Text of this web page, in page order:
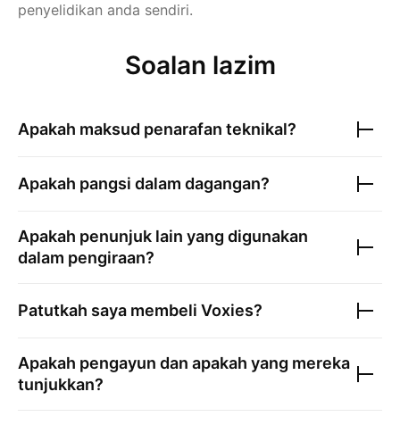
penyelidikan anda sendiri.
Soalan lazim
Apakah maksud penarafan teknikal?
Apakah pangsi dalam dagangan?
Apakah penunjuk lain yang digunakan
dalam pengiraan?
Patutkah saya membeli Voxies?
Apakah pengayun dan apakah yang mereka
tunjukkan?